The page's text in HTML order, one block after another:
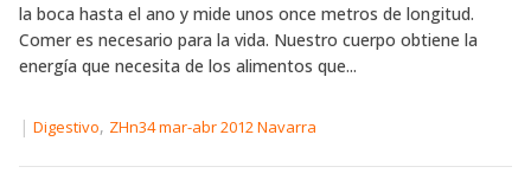
la boca hasta el ano y mide unos once metros de longitud.
Comer es necesario para la vida. Nuestro cuerpo obtiene la
energía que necesita de los alimentos que...
| Digestivo, ZHn34 mar-abr 2012 Navarra